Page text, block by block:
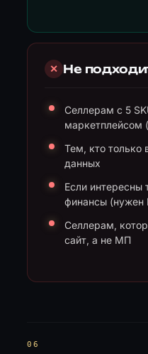
✕ Не
Селлерам с 5
маркетплейсом
Тем, кто только
данных
Если интересны
финансы (нужен
Селлерам,
сайт, а не МП